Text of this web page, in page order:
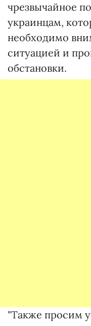
чрезвычайное
украинцам,
необходимо
ситуацией и
обстановки.
"Также просим